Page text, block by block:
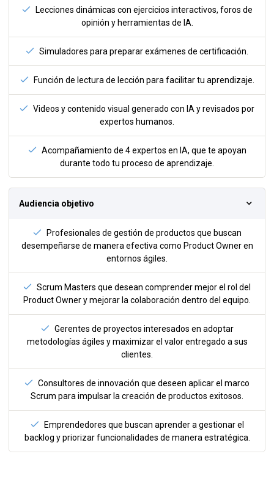
Lecciones dinámicas con ejercicios interactivos, foros de
opinión y herramientas de IA.
Simuladores para preparar exámenes de certificación.
Función de lectura de lección para facilitar tu aprendizaje.
Videos y contenido visual generado con IA y revisados por
expertos humanos.
Acompañamiento de 4 expertos en IA, que te apoyan
durante todo tu proceso de aprendizaje.
Audiencia objetivo
Profesionales de gestión de productos que buscan
desempeñarse de manera efectiva como Product Owner en
entornos ágiles.
Scrum Masters que desean comprender mejor el rol del
Product Owner y mejorar la colaboración dentro del equipo.
Gerentes de proyectos interesados en adoptar
metodologías ágiles y maximizar el valor entregado a sus
clientes.
Consultores de innovación que deseen aplicar el marco
Scrum para impulsar la creación de productos exitosos.
Emprendedores que buscan aprender a gestionar el
backlog y priorizar funcionalidades de manera estratégica.